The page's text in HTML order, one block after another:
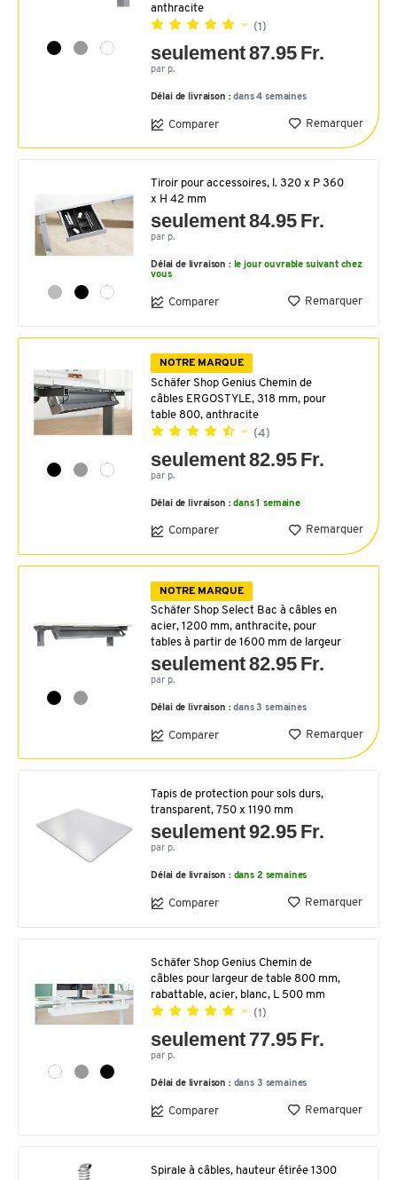
anthracite
(1)
seulement 87.95 Fr.
par p.
Délai de livraison :dans 4 semaines
Comparer Remarquer
Tiroir pour accessoires, l. 320 x P 360
x H 42 mm
seulement 84.95 Fr.
par p.
Délai de livraison : le jour ouvrable suivant chez
vous
Comparer Remarquer
NOTRE MARQUE
Schäfer Shop Genius Chemin de
câbles ERGOSTYLE, 318 mm, pour
table 800, anthracite
(4)
seulement 82.95 Fr.
par p.
Délai de livraison :dans 1 semaine
Comparer Remarquer
NOTRE MARQUE
Schäfer Shop Select Bac à câbles en
acier, 1200 mm, anthracite, pour
tables à partir de 1600 mm de largeur
seulement 82.95 Fr.
par p.
Délai de livraison :dans 3 semaines
Comparer Remarquer
Tapis de protection pour sols durs,
transparent, 750 x 1190 mm
seulement 92.95 Fr.
par p.
Délai de livraison : dans 2 semaines
Comparer Remarquer
Schäfer Shop Genius Chemin de
câbles pour largeur de table 800 mm,
rabattable, acier, blanc, L 500 mm
(1)
seulement 77.95 Fr.
par p.
Délai de livraison : dans 3 semaines
Comparer Remarquer
Spirale à câbles, hauteur étirée 1300